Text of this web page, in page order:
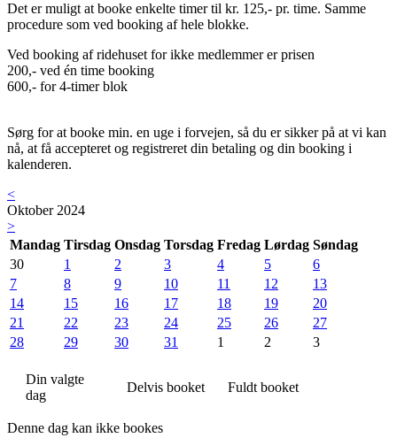
Det er muligt at booke enkelte timer til kr. 125,- pr. time. Samme
procedure som ved booking af hele blokke.
Ved booking af ridehuset for ikke medlemmer er prisen
200,- ved én time booking
600,- for 4-timer blok
Sørg for at booke min. en uge i forvejen, så du er sikker på at vi kan
nå, at få accepteret og registreret din betaling og din booking i
kalenderen.
<
Oktober 2024
>
Mandag Tirsdag Onsdag Torsdag Fredag Lørdag Søndag
30
1 2 3 4 5
6
7
8 9 10 11 12
13
14
15 16 17 18 19
20
21
22 23 24 25 26
27
28
29 30 31 1 2 3
Din valgte
dag
Delvis booket Fuldt booket
Denne dag kan ikke bookes